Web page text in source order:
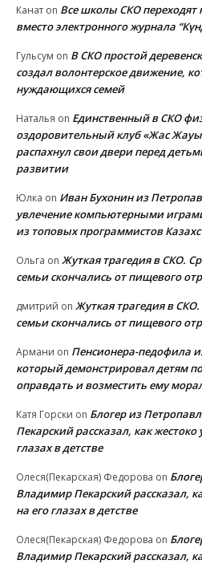
Канат on Все школы СКО переходят
вместо электронного журнала
Гульсум on В СКО простой
создал волонтерское движение,
нуждающихся семей
Наталья on Единственный в СКО
оздоровительный клуб «Жас
распахнул свои двери перед
развитии
Юлка on Иван Бухонин из
увлечение компьютерными
из топовых программистов
Ольга on Жуткая трагедия в СКО.
семьи скончались от пищевого
дмитрий on Жуткая трагедия в
семьи скончались от пищевого
Армани on Пенсионера-педофила
который демонстрировал детям
оправдать и возместить ему
Катя Горски on Блогер из
Пекарский рассказал, как
глазах в детстве
Олеся(Пекарская) Федорова on
Владимир Пекарский рассказал,
на его глазах в детстве
Олеся(Пекарская) Федорова on
Владимир Пекарский рассказал,